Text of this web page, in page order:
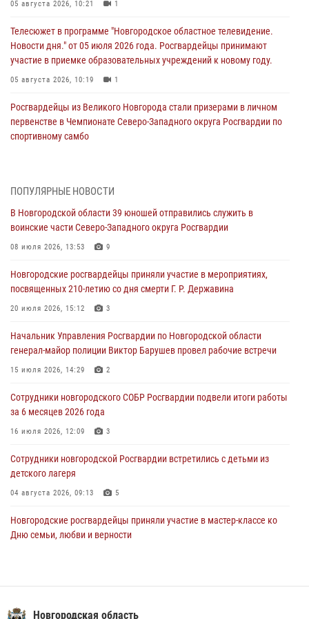
05 августа 2026, 10:21 1
Телесюжет в программе "Новгородское областное телевидение.
Новости дня." от 05 июля 2026 года. Росгвардейцы принимают
участие в приемке образовательных учреждений к новому году.
05 августа 2026, 10:19 1
Росгвардейцы из Великого Новгорода стали призерами в личном
первенстве в Чемпионате Северо-Западного округа Росгвардии по
спортивному самбо
детского лагеря
04 августа 2026, 09:13 5
Новгородские росгвардейцы за неделю осуществили 203 выезда на
04 августа 2026, 09:12 1
Радиоэфир программы "Новости дня" на радио "Радио53" от 30
центре подготовки личного состава Росгвардии.
30 июля 2026, 16:00 1
разрешительной работы Росгвардии провели телефонную «горячую
линию»
30 июля 2026, 14:36 1
Новгородские росгвардейцы рассказали о службе детям из летнего
лагеря «Волынь»
30 июля 2026, 08:40 5
ПОПУЛЯРНЫЕ НОВОСТИ
В Новгородской области 39 юношей отправились служить в
воинские части Северо-Западного округа Росгвардии
08 июля 2026, 13:53 9
Новгородские росгвардейцы приняли участие в мероприятиях,
посвященных 210-летию со дня смерти Г. Р. Державина
20 июля 2026, 15:12 3
Начальник Управления Росгвардии по Новгородской области
генерал-майор полиции Виктор Барушев провел рабочие встречи
15 июля 2026, 14:29 2
Сотрудники новгородского СОБР Росгвардии подвели итоги работы
за 6 месяцев 2026 года
16 июля 2026, 12:09 3
Сотрудники новгородской Росгвардии встретились с детьми из
детского лагеря
04 августа 2026, 09:13 5
Новгородские росгвардейцы приняли участие в мастер-классе ко
Дню семьи, любви и верности
16 июля 2026, 12:06 3
Новгородская область